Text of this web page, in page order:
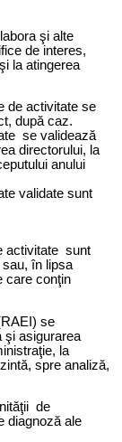
şi alte
de interes,
la atingerea
de activitate se
după caz.
se validează
directorului, la
anului
e validate sunt
activitate sunt
în lipsa
care conţin
se
şi asigurarea
la
spre analiză,
de
diagnoză ale